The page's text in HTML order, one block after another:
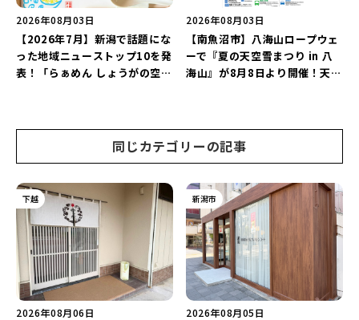
2026年08月03日
【2026年7月】新潟で話題にな
った地域ニューストップ10を発
表！「らぁめん しょうがの空」
2026年08月03日
【南魚沼市】八海山ロープウェ
ーで『夏の天空雪まつり in 八
海山』が8月8日より開催！天然
同じカテゴリーの記事
下越
2026年08月06日
新潟市
2026年08月05日